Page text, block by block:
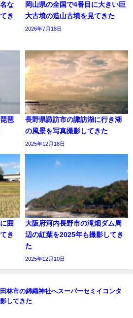
な
き
岡山県の全国で4番目に大きい巨
大古墳の造山古墳を見てきた
2026年7月18日
琶
長野県諏訪市の諏訪湖に行き湖
の風景を写真撮影してきた
2025年12月18日
囲
き
大阪府河内長野市の滝畑ダム周
辺の紅葉を2025年も撮影してき
た
2025年12月10日
林市の錦織神社へスーパーセミイコンタ
してきた